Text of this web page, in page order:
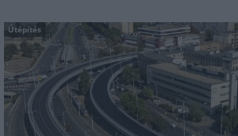
Útépítés